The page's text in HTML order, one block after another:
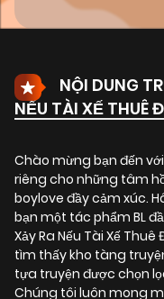
NỘI DUNG
NẾU TÀI XẾ THUÊ
Chào mừng bạn đến
riêng cho những tâm
boylove đầy cảm xúc.
bạn một tác phẩm BL
Xảy Ra Nếu Tài Xế
tìm thấy kho tàng
tựa truyện được chọn
Chúng tôi luôn mong